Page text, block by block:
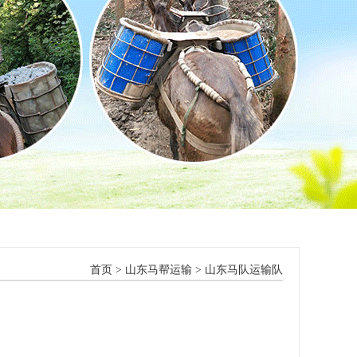
首页 > 山东马帮运输 > 山东马队运输队